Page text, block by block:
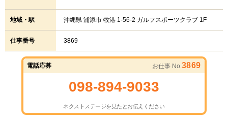
地域・駅 沖縄県 浦添市 牧港 1-56-2 ガルフスポーツクラブ 1F
仕事番号 3869
電話応募 お仕事 No.3869
098-894-9033
ネクストステージを見たとお伝えください